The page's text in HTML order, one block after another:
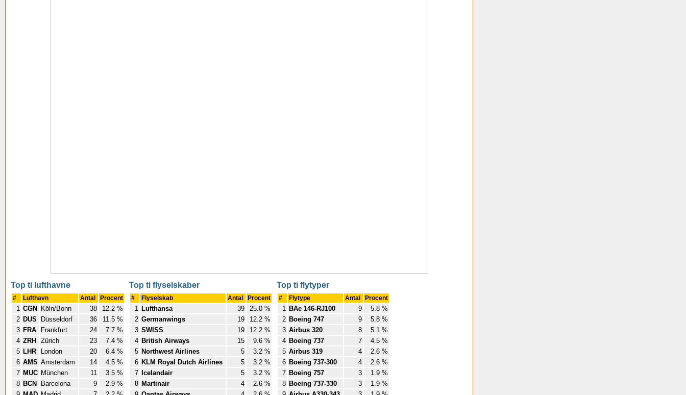
Top ti lufthavne
# Lufthavn Antal Procent
1 CGN Köln/Bonn 38
12.2 %
2 DUS Düsseldorf 36
11.5 %
3 FRA Frankfurt 24
7.7 %
4 ZRH Zürich 23
7.4 %
5 LHR London 20
6.4 %
6 AMS Amsterdam 14
4.5 %
7 MUC München 11
3.5 %
8 BCN Barcelona 9
2.9 %
Top ti flyselskaber
# Flyselskab Antal Procent
1 Lufthansa 39
25.0 %
2 Germanwings 19
12.2 %
3 SWISS 19
12.2 %
4 British Airways 15
9.6 %
5 Northwest Airlines 5
3.2 %
6 KLM Royal Dutch Airlines 5
3.2 %
7
Icelandair 5
3.2 %
8 Martinair 4
2.6 %
Top ti flytyper
# Flytype Antal Procent
1 BAe 146-RJ100 9
5.8 %
2 Boeing 747 9
5.8 %
3 Airbus 320 8
5.1 %
4 Boeing 737 7
4.5 %
5 Airbus 319 4
2.6 %
6 Boeing 737-300 4
2.6 %
7 Boeing 757 3
1.9 %
8 Boeing 737-330 3
1.9 %